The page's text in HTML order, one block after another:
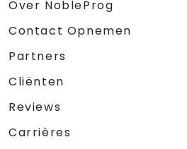
Over NobleProg
Contact Opnemen
Partners
Cliënten
Reviews
Carrières